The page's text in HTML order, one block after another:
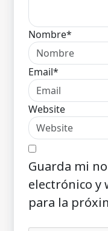
Nombre*
Email*
Website
Guarda mi
electrónico y
para la